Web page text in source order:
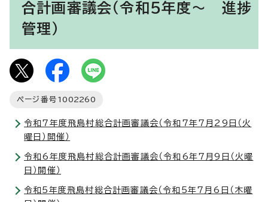
合計画審議会（令和5年度～ 進捗
管理）
ページ番号 1002260
令和7年度飛島村総合計画審議会（令和7年7月29日（火
曜日）開催）
令和6年度飛島村総合計画審議会（令和6年7月9日（火曜
日）開催）
令和5年度飛島村総合計画審議会（令和5年7月6日（木曜